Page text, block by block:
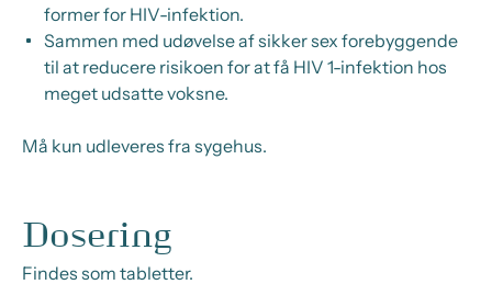
former for HIV-infektion.
Sammen med udøvelse af sikker sex forebyggende
til at reducere risikoen for at få HIV 1-infektion hos
meget udsatte voksne.
Må kun udleveres fra sygehus.
Dosering
Findes som tabletter.